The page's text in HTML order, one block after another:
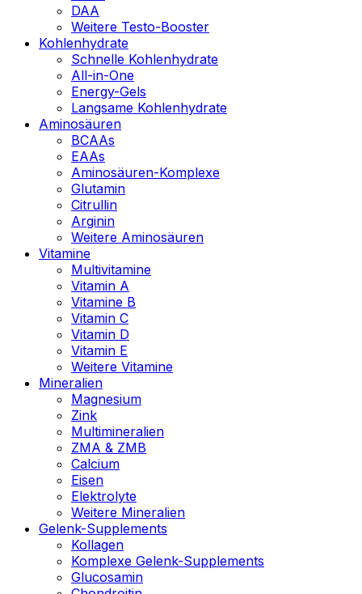
DAA
Weitere Testo-Booster
Kohlenhydrate
Schnelle Kohlenhydrate
All-in-One
Energy-Gels
Langsame Kohlenhydrate
Aminosäuren
BCAAs
EAAs
Aminosäuren-Komplexe
Glutamin
Citrullin
Arginin
Weitere Aminosäuren
Vitamine
Multivitamine
Vitamin A
Vitamine B
Vitamin C
Vitamin D
Vitamin E
Weitere Vitamine
Mineralien
Magnesium
Zink
Multimineralien
ZMA & ZMB
Calcium
Eisen
Elektrolyte
Weitere Mineralien
Gelenk-Supplements
Kollagen
Komplexe Gelenk-Supplements
Glucosamin